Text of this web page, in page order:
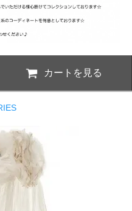
カートを見る